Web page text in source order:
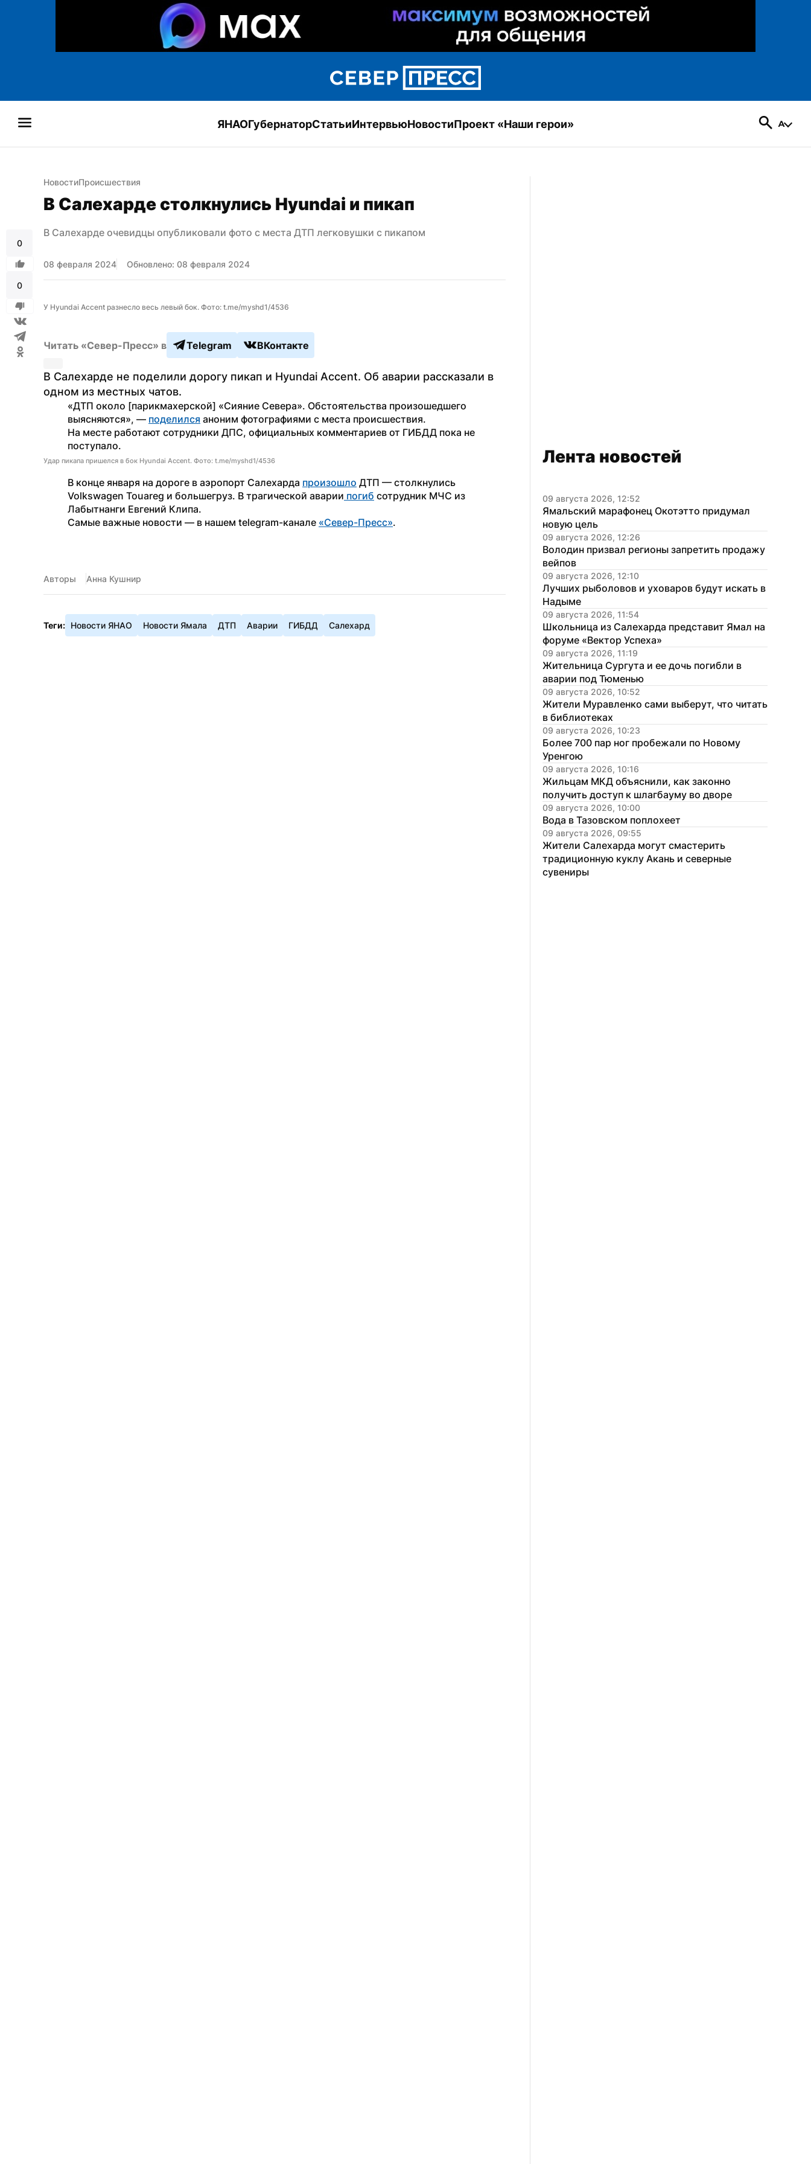
ЯНАОГубернаторСтатьиИнтервьюНовостиПроект «Наши герои»
0
0
НовостиПроисшествия
В Салехарде столкнулись Hyundai и пикап
В Салехарде очевидцы опубликовали фото с места ДТП легковушки с пикапом
08 февраля 2024 Обновлено: 08 февраля 2024
У Hyundai Accent разнесло весь левый бок. Фото: t.me/myshd1/4536
Читать «Север-Пресс» в Telegram ВКонтакте
В Салехарде не поделили дорогу пикап и Hyundai Accent. Об аварии рассказали в
одном из местных чатов.
«ДТП около [парикмахерской] «Сияние Севера». Обстоятельства произошедшего
выясняются», — поделился аноним фотографиями с места происшествия.
На месте работают сотрудники ДПС, официальных комментариев от ГИБДД пока не
поступало.
Удар пикапа пришелся в бок Hyundai Accent. Фото: t.me/myshd1/4536
В конце января на дороге в аэропорт Салехарда произошло ДТП — столкнулись
Volkswagen Touareg и большегруз. В трагической аварии погиб сотрудник МЧС из
Лабытнанги Евгений Клипа.
Самые важные новости — в нашем telegram-канале «Север-Пресс».
Авторы Анна Кушнир
Теги: Новости ЯНАО Новости Ямала ДТП Аварии ГИБДД Салехард
Лента новостей
09 августа 2026, 12:52
Ямальский марафонец Окотэтто придумал
новую цель
09 августа 2026, 12:26
Володин призвал регионы запретить продажу
вейпов
09 августа 2026, 12:10
Лучших рыболовов и уховаров будут искать в
Надыме
09 августа 2026, 11:54
Школьница из Салехарда представит Ямал на
форуме «Вектор Успеха»
09 августа 2026, 11:19
Жительница Сургута и ее дочь погибли в
аварии под Тюменью
09 августа 2026, 10:52
Жители Муравленко сами выберут, что читать
в библиотеках
09 августа 2026, 10:23
Более 700 пар ног пробежали по Новому
Уренгою
09 августа 2026, 10:16
Жильцам МКД объяснили, как законно
получить доступ к шлагбауму во дворе
09 августа 2026, 10:00
Вода в Тазовском поплохеет
09 августа 2026, 09:55
Жители Салехарда могут смастерить
традиционную куклу Акань и северные
сувениры